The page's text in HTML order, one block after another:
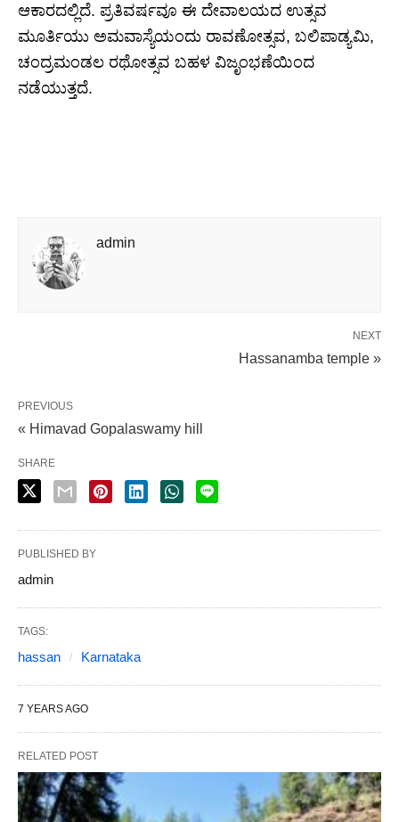
ಆಕಾರದಲ್ಲಿದೆ. ಪ್ರತಿವರ್ಷವೂ ಈ ದೇವಾಲಯದ ಉತ್ಸವ
ಮೂರ್ತಿಯು ಅಮವಾಸ್ಯೆಯಂದು ರಾವಣೋತ್ಸವ, ಬಲಿಪಾಡ್ಯಮಿ,
ಚಂದ್ರಮಂಡಲ ರಥೋತ್ಸವ ಬಹಳ ವಿಜೃಂಭಣೆಯಿಂದ
ನಡೆಯುತ್ತದೆ.
admin
NEXT
Hassanamba temple »
PREVIOUS
« Himavad Gopalaswamy hill
SHARE
PUBLISHED BY
admin
TAGS:
hassan Karnataka
7 YEARS AGO
RELATED POST